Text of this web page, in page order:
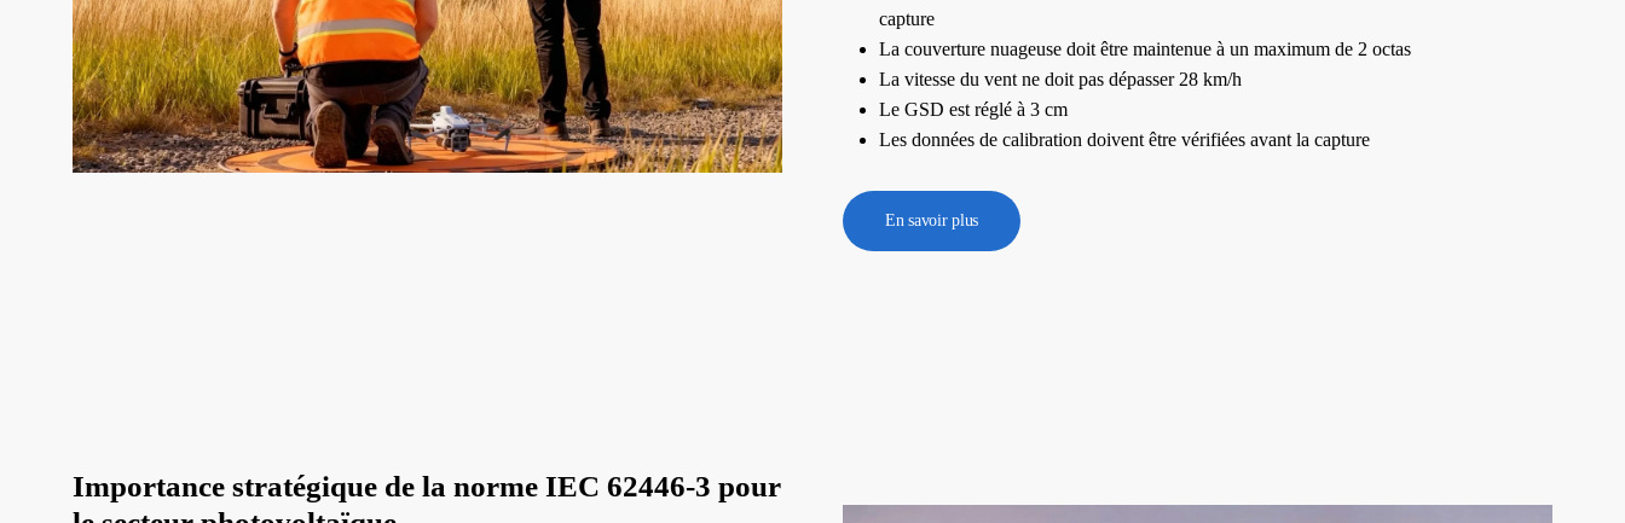
capture
La couverture nuageuse doit être maintenue à un maximum de 2 octas
La vitesse du vent ne doit pas dépasser 28 km/h
Le GSD est réglé à 3 cm
Les données de calibration doivent être vérifiées avant la capture
En savoir plus
Importance stratégique de la norme IEC 62446-3 pour